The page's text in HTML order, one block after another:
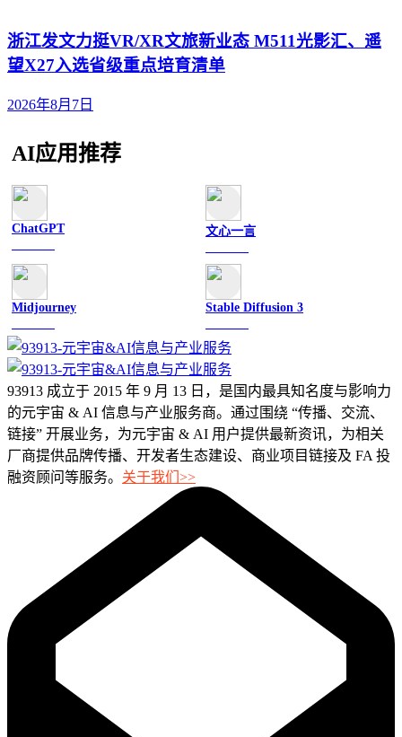
浙江发文力挺VR/XR文旅新业态 M511光影汇、遥
望X27入选省级重点培育清单
2026年8月7日
AI应用推荐
ChatGPT 文心一言
Midjourney Stable Diffusion 3
93913 成立于 2015 年 9 月 13 日，是国内最具知名度与影响力
的元宇宙 & AI 信息与产业服务商。通过围绕 “传播、交流、
链接” 开展业务，为元宇宙 & AI 用户提供最新资讯，为相关
厂商提供品牌传播、开发者生态建设、商业项目链接及 FA 投
融资顾问等服务。 关于我们>>